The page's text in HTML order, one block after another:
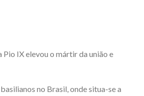
Pio IX elevou o mártir da união e
no Brasil, onde situa-se a